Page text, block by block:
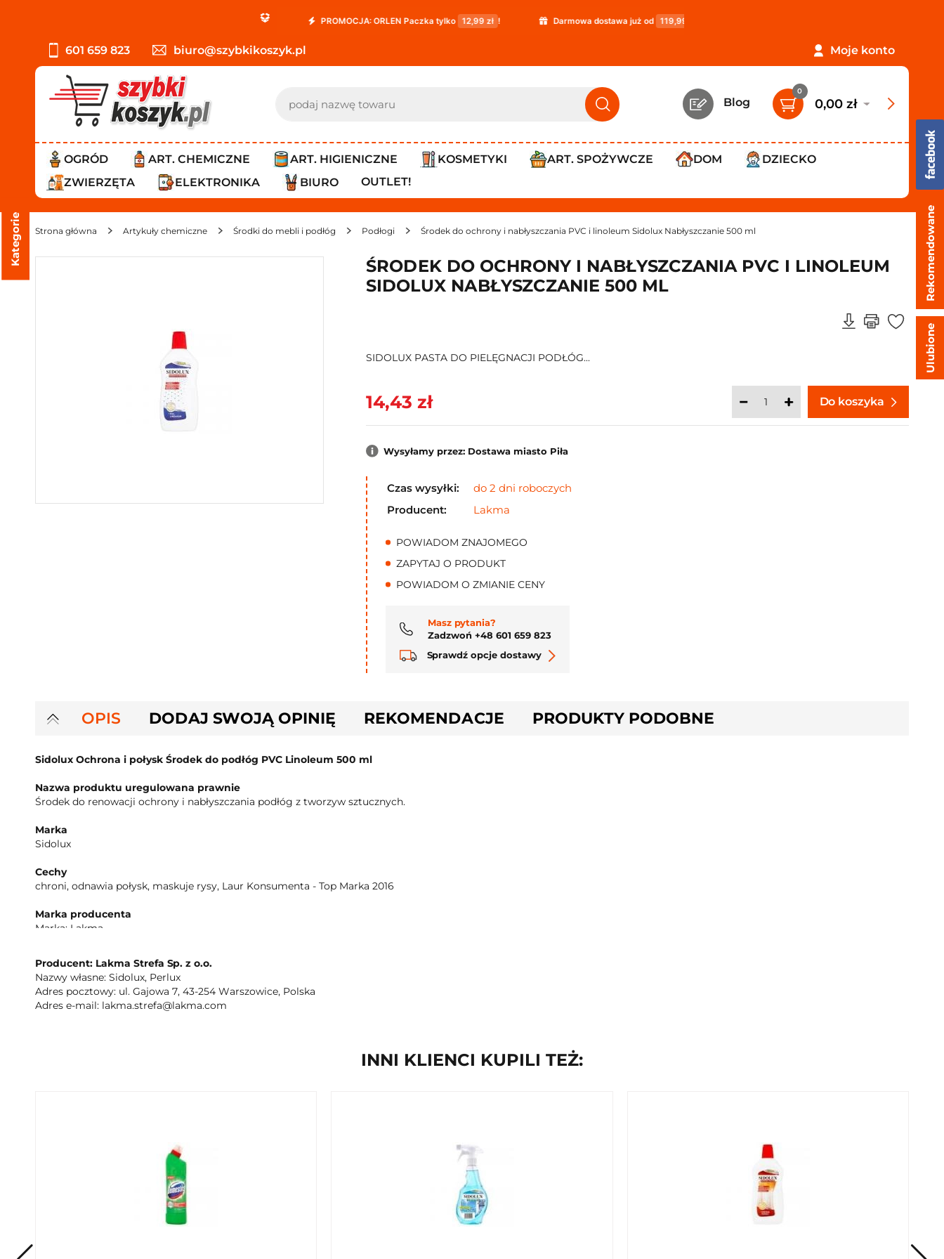
PROMOCJA: ORLEN Paczka tylko 12,99 zł ! Darmowa dostawa już od 119,99 zł !
601 659 823 biuro@szybkikoszyk.pl Moje konto
Blog
0
0,00 zł
OGRÓD ART. CHEMICZNE ART. HIGIENICZNE KOSMETYKI ART. SPOŻYWCZE DOM
DZIECKO
ZWIERZĘTA
ELEKTRONIKA BIURO OUTLET!
Strona główna Artykuły chemiczne Środki do mebli i podłóg Podłogi Środek do ochrony i nabłyszczania PVC i linoleum Sidolux Nabłyszczanie 500 ml
Kategorie
ŚRODEK DO OCHRONY I NABŁYSZCZANIA PVC I LINOLEUM
SIDOLUX NABŁYSZCZANIE 500 ML
SIDOLUX PASTA DO PIELĘGNACJI PODŁÓG...
14,43 zł Do koszyka
Wysyłamy przez: Dostawa miasto Piła
Czas wysyłki:
do 2 dni roboczych
Producent:
Lakma
POWIADOM ZNAJOMEGO
ZAPYTAJ O PRODUKT
POWIADOM O ZMIANIE CENY
Masz pytania?
Zadzwoń +48 601 659 823
Sprawdź opcje dostawy
OPIS DODAJ SWOJĄ OPINIĘ REKOMENDACJE PRODUKTY PODOBNE
Sidolux Ochrona i połysk Środek do podłóg PVC Linoleum 500 ml
Nazwa produktu uregulowana prawnie
Środek do renowacji ochrony i nabłyszczania podłóg z tworzyw sztucznych.
Marka
Sidolux
Cechy
chroni, odnawia połysk, maskuje rysy, Laur Konsumenta - Top Marka 2016
Marka producenta
Marka: Lakma
Marka standaryzowana
Marka: Sidolux
Podmarka
Podmarka: Ochrona i połysk
Do zmywania nawarstwionych środków nabłyszczających użyj Cleanlux Zmywacz do Sidolux-u oraz innych środków
LZo Kat. A/e W/B 130 g/l (2010) prod. Zaw. Max 58,3 g/l PKWiU: 20.30.11.0
Producent: Lakma Strefa Sp. z o.o.
Nazwy własne: Sidolux, Perlux
Adres pocztowy: ul. Gajowa 7, 43-254 Warszowice, Polska
Adres e-mail: lakma.strefa@lakma.com
INNI KLIENCI KUPILI TEŻ:
Rekomendowane
Ulubione